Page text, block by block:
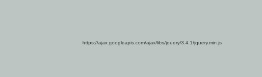
https://ajax.googleapis.com/ajax/libs/jquery/3.4.1/jquery.min.js